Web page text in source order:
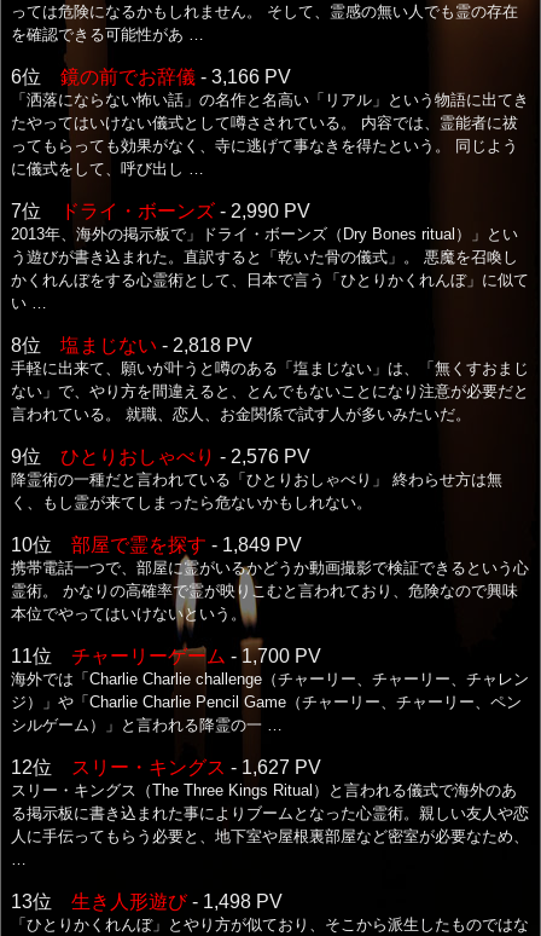
っては危険になるかもしれません。 そして、霊感の無い人でも霊の存在
を確認できる可能性があ …
6位 鏡の前でお辞儀 - 3,166 PV
「洒落にならない怖い話」の名作と名高い「リアル」という物語に出てき
たやってはいけない儀式として噂さされている。 内容では、霊能者に祓
ってもらっても効果がなく、寺に逃げて事なきを得たという。 同じよう
に儀式をして、呼び出し …
7位 ドライ・ボーンズ - 2,990 PV
2013年、海外の掲示板で」ドライ・ボーンズ（Dry Bones ritual）」とい
う遊びが書き込まれた。直訳すると「乾いた骨の儀式」。 悪魔を召喚し
かくれんぼをする心霊術として、日本で言う「ひとりかくれんぼ」に似て
い …
8位 塩まじない - 2,818 PV
手軽に出来て、願いが叶うと噂のある「塩まじない」は、「無くすおまじ
ない」で、やり方を間違えると、とんでもないことになり注意が必要だと
言われている。 就職、恋人、お金関係で試す人が多いみたいだ。
9位 ひとりおしゃべり - 2,576 PV
降霊術の一種だと言われている「ひとりおしゃべり」 終わらせ方は無
く、もし霊が来てしまったら危ないかもしれない。
10位 部屋で霊を探す - 1,849 PV
携帯電話一つで、部屋に霊がいるかどうか動画撮影で検証できるという心
霊術。 かなりの高確率で霊が映りこむと言われており、危険なので興味
本位でやってはいけないという。
11位 チャーリーゲーム - 1,700 PV
海外では「Charlie Charlie challenge（チャーリー、チャーリー、チャレン
ジ）」や「Charlie Charlie Pencil Game（チャーリー、チャーリー、ペン
シルゲーム）」と言われる降霊の一 …
12位 スリー・キングス - 1,627 PV
スリー・キングス（The Three Kings Ritual）と言われる儀式で海外のあ
る掲示板に書き込まれた事によりブームとなった心霊術。親しい友人や恋
人に手伝ってもらう必要と、地下室や屋根裏部屋など密室が必要なため、
13位 生き人形遊び- 1,498 PV
「ひとりかくれんぼ」とやり方が似ており、そこから派生したものではな